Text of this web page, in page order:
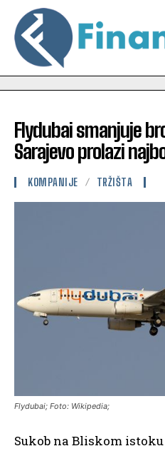
Flydubai smanjuje
Sarajevo prolazi
KOMPANIJE TRŽIŠTA
Flydubai; Foto: Wikipedia;
Sukob na Bliskom